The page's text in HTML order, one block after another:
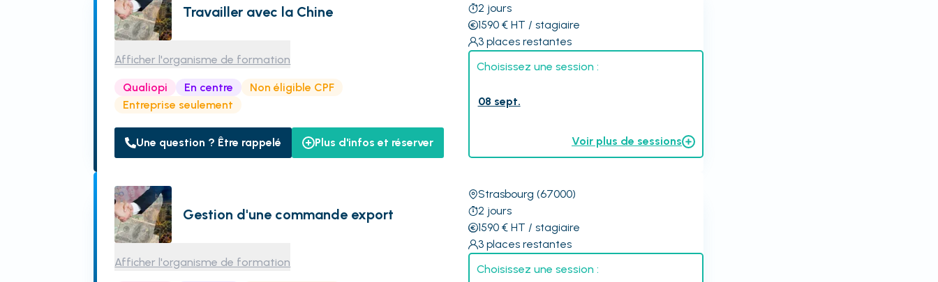
Travailler avec la Chine
Afficher l'organisme de formation
Qualiopi En centre
Non éligible CPF
Entreprise seulement
Une question ? Être rappelé Plus d'infos et réserver
2 jours
1590€ HT / stagiaire
3 places restantes
Choisissez une session :
08 sept.
Voir plus de sessions
Gestion d'une commande export
Afficher l'organisme de formation
Strasbourg (67000)
2 jours
1590€ HT / stagiaire
3 places restantes
Choisissez une session :